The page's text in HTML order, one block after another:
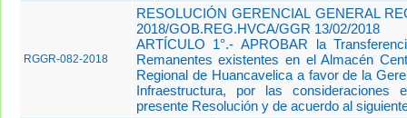
RGGR-082-2018
RESOLUCIÓN GERENCIAL GENERAL
2018/GOB.REG.HVCA/GGR 13/02/2018
ARTÍCULO 1°.- APROBAR la
Remanentes existentes en el Almacén
Regional de Huancavelica a favor de la
Infraestructura, por las consideraciones
presente Resolución y de acuerdo al